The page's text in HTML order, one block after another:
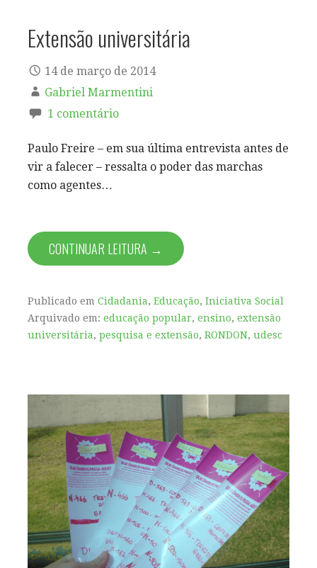
Extensão universitária
14 de março de 2014
Gabriel Marmentini
1 comentário
Paulo Freire – em sua última entrevista antes de
vir a falecer – ressalta o poder das marchas
como agentes…
CONTINUAR LEITURA →
Publicado em Cidadania, Educação, Iniciativa Social
Arquivado em: educação popular, ensino, extensão
universitária, pesquisa e extensão, RONDON, udesc